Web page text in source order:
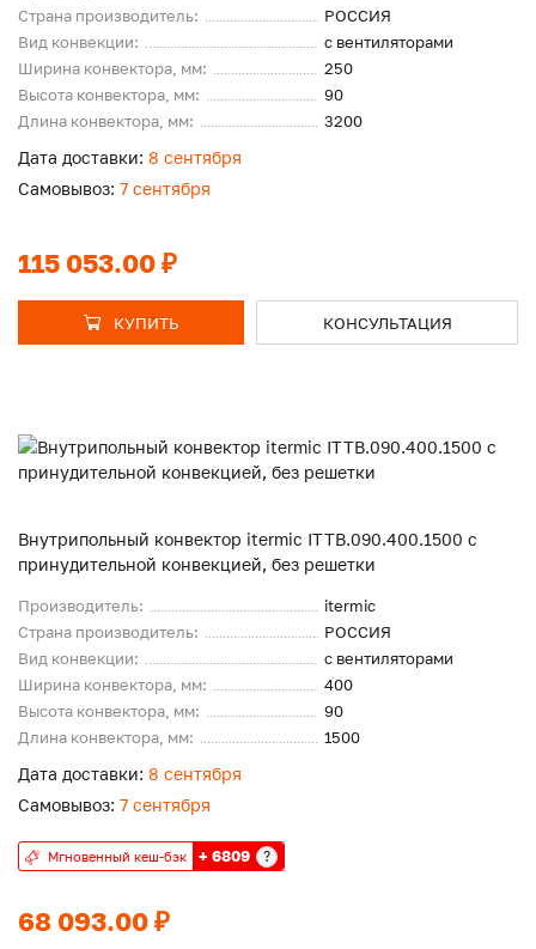
Страна производитель:
РОССИЯ
Вид конвекции:
с вентиляторами
Ширина конвектора, мм:
250
Высота конвектора, мм:
90
Длина конвектора, мм:
3200
115 053.00 ₽
Дата доставки: 8 сентября
Самовывоз: 7 сентября
КУПИТЬ КОНСУЛЬТАЦИЯ
Внутрипольный конвектор itermic ITTB.090.400.1500 с
принудительной конвекцией, без решетки
Производитель:
itermic
Страна производитель:
РОССИЯ
Вид конвекции:
с вентиляторами
Ширина конвектора, мм:
400
Высота конвектора, мм:
90
Длина конвектора, мм:
1500
68 093.00 ₽
Дата доставки: 8 сентября
Самовывоз: 7 сентября
Мгновенный кеш-бэк + 6809 ?